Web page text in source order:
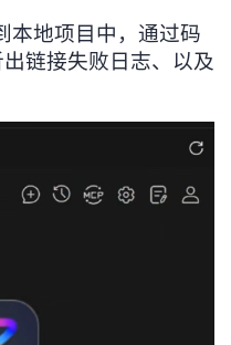
本地项目中，通过码
链接失败日志、以及